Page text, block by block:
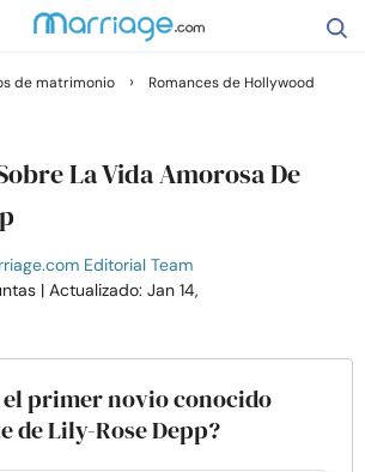
de matrimonio ›
Romances de Hollywood
La Vida Amorosa De
Editorial Team
| Actualizado: Jan 14,
el primer novio conocido
de Lily-Rose Depp?